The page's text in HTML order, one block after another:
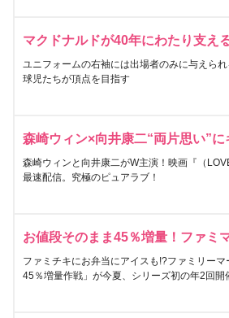
マクドナルドが40年にわたり支え
ユニフォームの右袖には出場者のみに与えら
球児たちが頂点を目指す
森崎ウィン×向井康二“両片思い”
森崎ウィンと向井康二がW主演！映画『（
最速配信。究極のピュアラブ！
お値段そのまま45％増量！ファミ
ファミチキにお弁当にアイスも!?ファミリー
45％増量作戦」が今夏、シリーズ初の年2回開